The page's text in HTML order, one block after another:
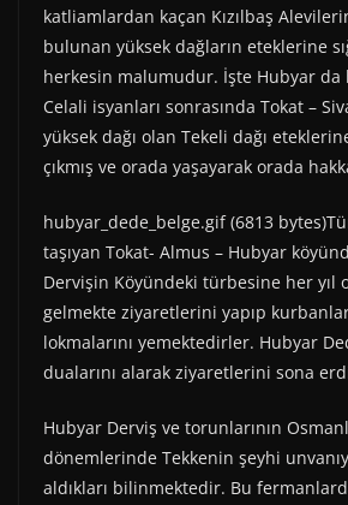
katliamlardan kaçan Kızılbaş
bulunan yüksek dağların eteklerine
herkesin malumudur. İşte Hubyar da
Celali isyanları sonrasında Tokat –
yüksek dağı olan Tekeli dağı
çıkmış ve orada yaşayarak orada
hubyar_dede_belge.gif (6813
taşıyan Tokat- Almus – Hubyar
Dervişin Köyündeki türbesine her yıl
gelmekte ziyaretlerini yapıp
lokmalarını yemektedirler. Hubyar
dualarını alarak ziyaretlerini sona
Hubyar Derviş ve torunlarının
dönemlerinde Tekkenin şeyhi
aldıkları bilinmektedir. Bu